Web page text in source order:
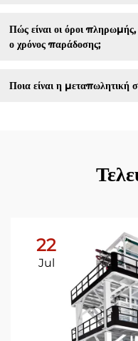
Πώς είναι οι όροι
ο χρόνος παράδοσης;
Ποια είναι η μεταπωλητική
22
Jul